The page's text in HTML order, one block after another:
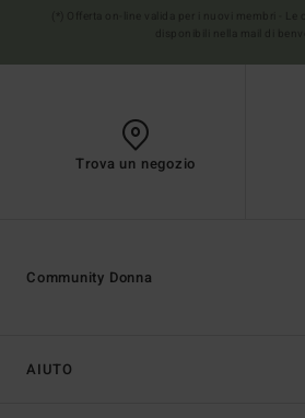
Trova un negozio
AIUTO
Community Donna